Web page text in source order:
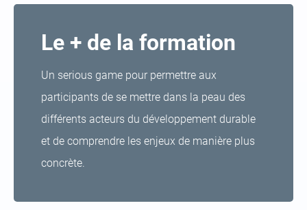
Le + de la formation
Un serious game pour permettre aux
participants de se mettre dans la peau des
différents acteurs du développement durable
et de comprendre les enjeux de manière plus
concrète.